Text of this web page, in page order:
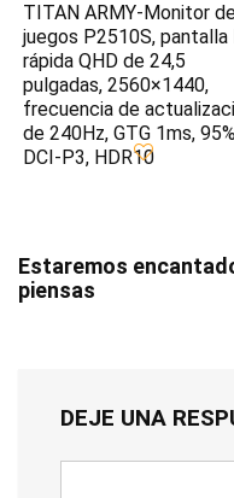
TITAN ARMY-Monitor
juegos P2510S, pantalla
rápida QHD de 24,5
pulgadas, 2560×1440,
frecuencia de
de 240Hz, GTG 1ms, 95%
DCI-P3, HDR10
Estaremos
piensas
DEJE UNA